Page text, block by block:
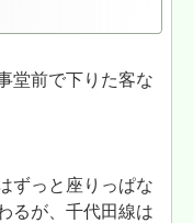
前で下りた客な
ずっと座りっぱな
るが、千代田線は